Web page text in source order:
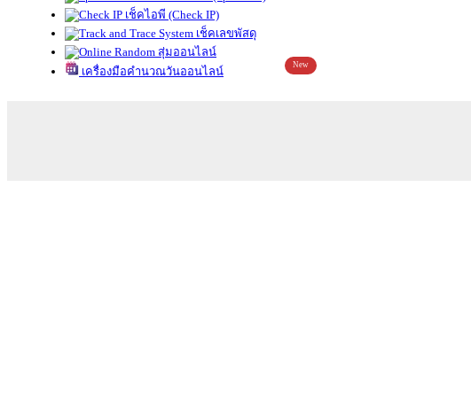
เช็คไอพี (Check IP)
เช็คเลขพัสดุ
สุ่มออนไลน์
เครื่องมือคำนวณวันออนไลน์
New